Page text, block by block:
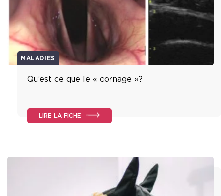
MALADIES
Qu’est ce que le « cornage »?
LIRE LA FICHE